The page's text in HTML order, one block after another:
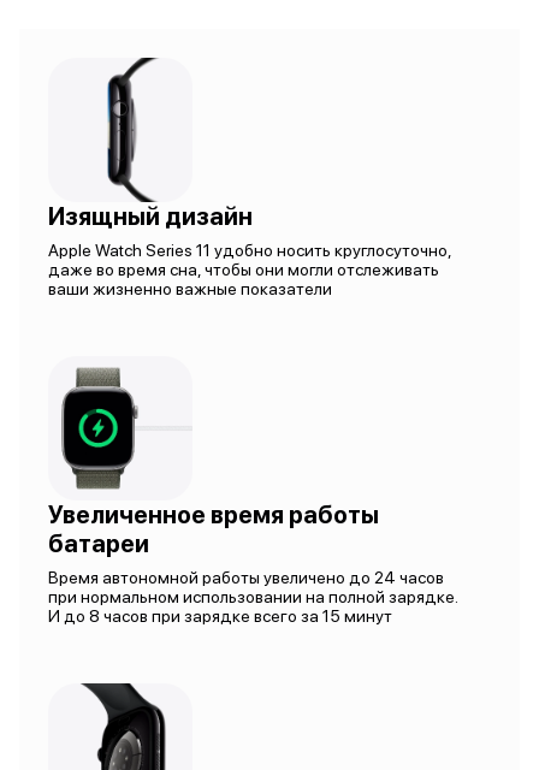
Изящный дизайн
Apple Watch Series 11 удобно носить круглосуточно,
даже во время сна, чтобы они могли отслеживать
ваши жизненно важные показатели
Увеличенное время работы
батареи
Время автономной работы увеличено до 24 часов
при нормальном использовании на полной зарядке.
И до 8 часов при зарядке всего за 15 минут